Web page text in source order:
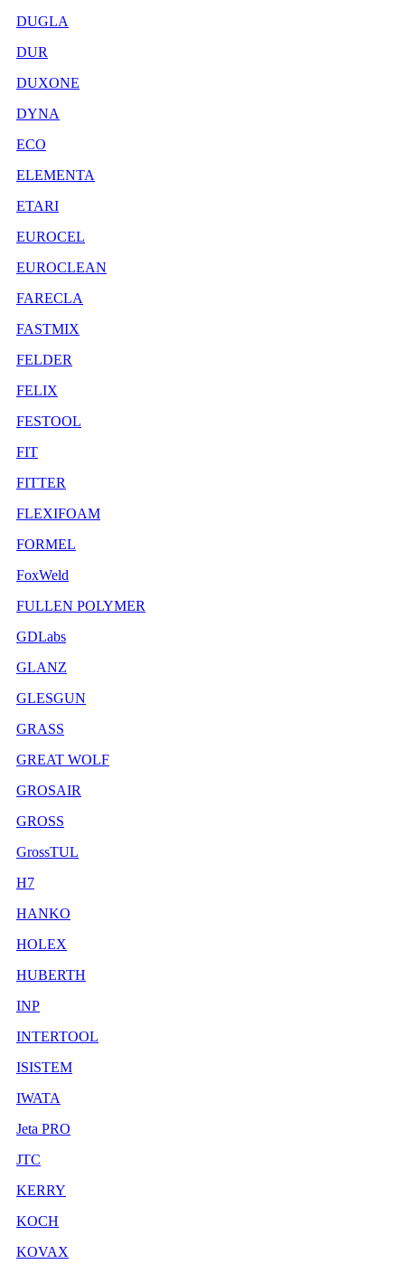
DUGLA
DUR
DUXONE
DYNA
ECO
ELEMENTA
ETARI
EUROCEL
EUROCLEAN
FARECLA
FASTMIX
FELDER
FELIX
FESTOOL
FIT
FITTER
FLEXIFOAM
FORMEL
FoxWeld
FULLEN POLYMER
GDLabs
GLANZ
GLESGUN
GRASS
GREAT WOLF
GROSAIR
GROSS
GrossTUL
H7
HANKO
HOLEX
HUBERTH
INP
INTERTOOL
ISISTEM
IWATA
Jeta PRO
JTC
KERRY
KOCH
KOVAX